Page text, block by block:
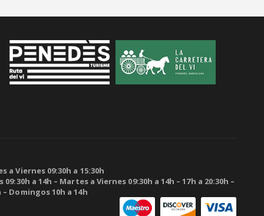
a Viernes 09:30h a 15:30h
a 14h – Martes a Viernes 09:30h a 14h – 17h a 20:30h –
– Domingos 10h a 14h